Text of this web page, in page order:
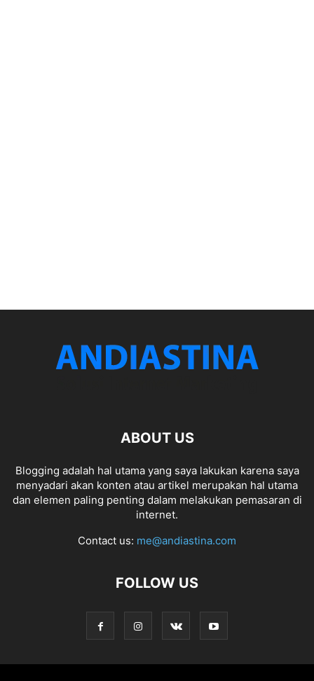
ABOUT US
Blogging adalah hal utama yang saya lakukan karena saya
menyadari akan konten atau artikel merupakan hal utama
dan elemen paling penting dalam melakukan pemasaran di
internet.
Contact us: me@andiastina.com
FOLLOW US